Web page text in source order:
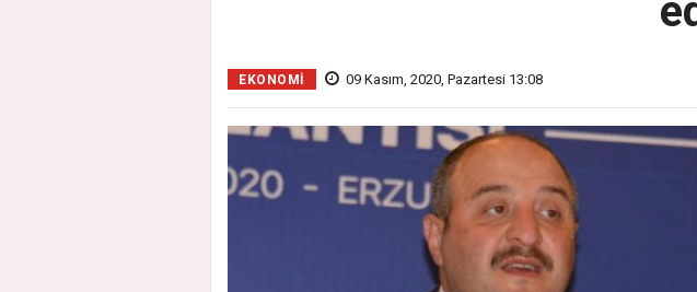
EKONOMİ 09 Kasım, 2020, Pazartesi 13:08